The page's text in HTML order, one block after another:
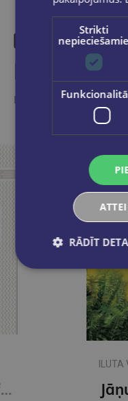
Līdzīgas
Ieskaties, varbūt
Strikti
nepieciešamie
RĀDĪT